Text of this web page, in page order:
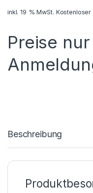
inkl. 19 % MwSt. Kostenloser
Preise
Beschreibung